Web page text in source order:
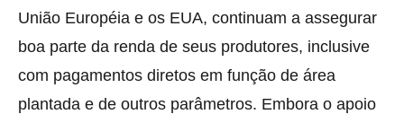
União Européia e os EUA, continuam a assegurar
boa parte da renda de seus produtores, inclusive
com pagamentos diretos em função de área
plantada e de outros parâmetros. Embora o apoio